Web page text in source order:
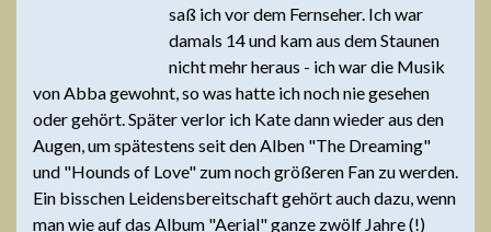
saß ich vor dem Fernseher. Ich war
damals 14 und kam aus dem Staunen
nicht mehr heraus - ich war die Musik
von Abba gewohnt, so was hatte ich noch nie gesehen
oder gehört. Später verlor ich Kate dann wieder aus den
Augen, um spätestens seit den Alben "The Dreaming"
und "Hounds of Love" zum noch größeren Fan zu werden.
Ein bisschen Leidensbereitschaft gehört auch dazu, wenn
man wie auf das Album "Aerial" ganze zwölf Jahre (!)